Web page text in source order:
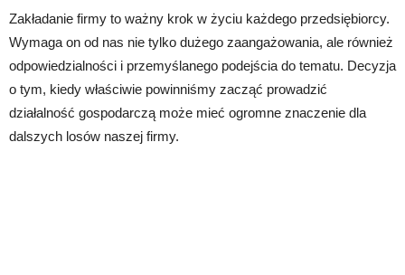
Zakładanie firmy to ważny krok w życiu każdego przedsiębiorcy.
Wymaga on od nas nie tylko dużego zaangażowania, ale również
odpowiedzialności i przemyślanego podejścia do tematu. Decyzja
o tym, kiedy właściwie powinniśmy zacząć prowadzić
działalność gospodarczą może mieć ogromne znaczenie dla
dalszych losów naszej firmy.